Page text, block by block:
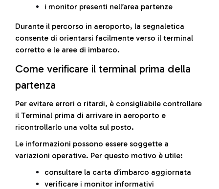
i monitor presenti nell’area partenze
Durante il percorso in aeroporto, la segnaletica
consente di orientarsi facilmente verso il terminal
corretto e le aree di imbarco.
Come verificare il terminal prima della
partenza
Per evitare errori o ritardi, è consigliabile controllare
il Terminal prima di arrivare in aeroporto e
ricontrollarlo una volta sul posto.
Le informazioni possono essere soggette a
variazioni operative. Per questo motivo è utile:
consultare la carta d’imbarco aggiornata
verificare i monitor informativi